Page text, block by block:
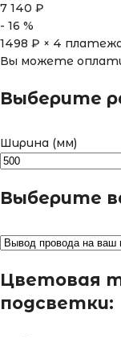
7 140 ₽
- 16 %
1498 ₽ × 4
Вы можете
Выберите
Ширина (мм)
Выберите
Цветовая
подсветки: